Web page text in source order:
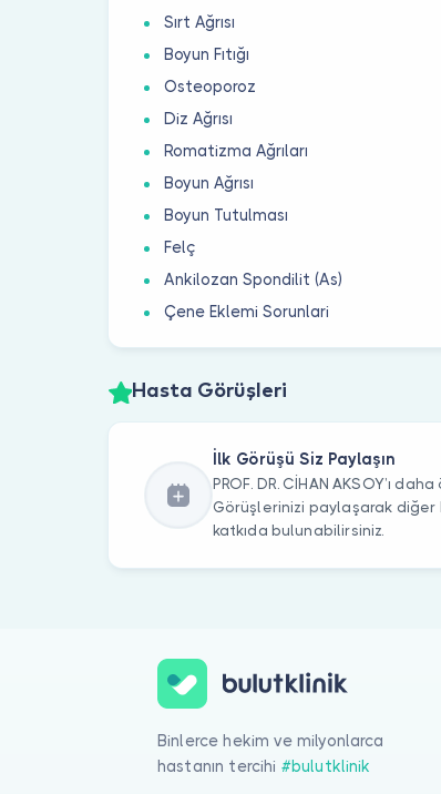
Sırt Ağrısı
Boyun Fıtığı
Osteoporoz
Diz Ağrısı
Romatizma Ağrıları
Boyun Ağrısı
Boyun Tutulması
Felç
Ankilozan Spondilit (As)
Çene Eklemi Sorunlari
Hasta Görüşleri
İlk Görüşü Siz Paylaşın
PROF. DR. CİHAN AKSOY’ı
Görüşlerinizi paylaşarak diğer
katkıda bulunabilirsiniz.
Binlerce hekim ve milyonlarca
hastanın tercihi #bulutklinik